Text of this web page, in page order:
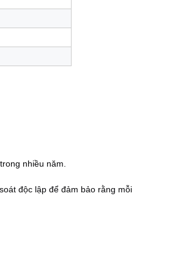
nhiều năm.
độc lập để đảm bảo rằng mỗi